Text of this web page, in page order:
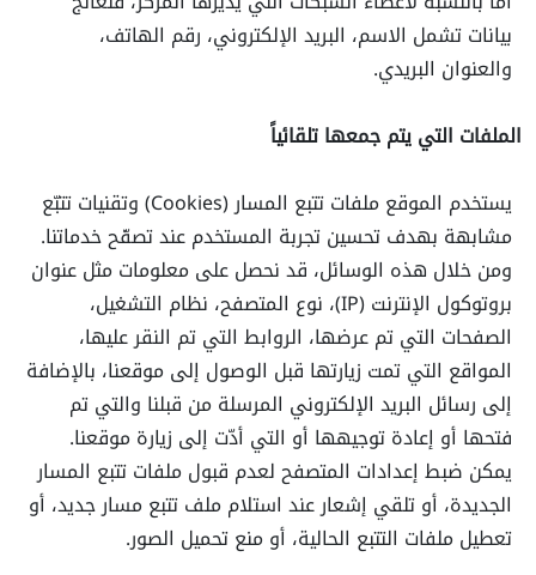
بيانات تشمل الاسم، البريد الإلكتروني، رقم الهاتف،
والعنوان البريدي.
الملفات التي يتم جمعها تلقائياً
يستخدم الموقع ملفات تتبع المسار (Cookies) وتقنيات تتبّع
مشابهة بهدف تحسين تجربة المستخدم عند تصفّح خدماتنا.
ومن خلال هذه الوسائل، قد نحصل على معلومات مثل عنوان
بروتوكول الإنترنت (IP)، نوع المتصفح، نظام التشغيل،
الصفحات التي تم عرضها، الروابط التي تم النقر عليها،
المواقع التي تمت زيارتها قبل الوصول إلى موقعنا، بالإضافة
إلى رسائل البريد الإلكتروني المرسلة من قبلنا والتي تم
فتحها أو إعادة توجيهها أو التي أدّت إلى زيارة موقعنا.
يمكن ضبط إعدادات المتصفح لعدم قبول ملفات تتبع المسار
الجديدة، أو تلقي إشعار عند استلام ملف تتبع مسار جديد، أو
تعطيل ملفات التتبع الحالية، أو منع تحميل الصور.